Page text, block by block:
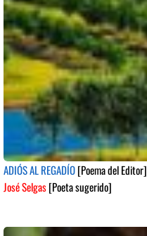
ADIÓS AL REGADÍO[Poema del Editor]
José Selgas[Poeta sugerido]